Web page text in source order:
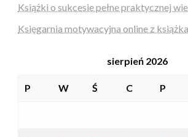
Książki o sukcesie pełne praktycznej
Księgarnia motywacyjna online z
sierpień 2026
P W Ś C P